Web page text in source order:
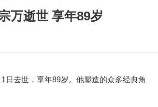
万逝世 享年89岁
日去世，享年89岁。他塑造的众多经典角